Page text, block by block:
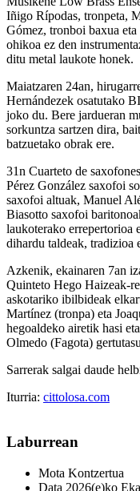
Iñigo Rípodas, tronpeta,
Gómez, tronboi baxua
ohikoa ez den
ditu metal laukote honek.
Maiatzaren 24an,
Hernándezek osatutako
joko du. Bere jardueran
sorkuntza sartzen dira,
batzuetako obrak ere.
31n Cuarteto de
Pérez González saxofoi
saxofoi altuak, Manuel
Biasotto saxofoi
laukoterako errepertorioa
dihardu taldeak, tradizioa
Azkenik, ekainaren 7an
Quinteto Hego Haizeak-
askotariko ibilbideak
Martínez (tronpa) eta
hegoaldeko airetik hasi
Olmedo (Fagota)
Sarrerak salgai daude
Iturria: cittolosa.com
Laburrean
Mota Kontzertua
Data 2026(e)ko